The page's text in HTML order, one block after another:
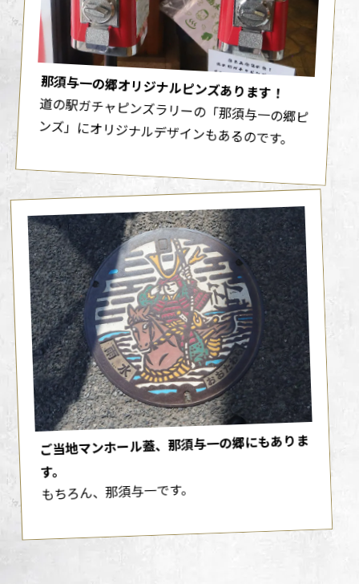
那須与一の郷オリジナルピンズあります！
道の駅ガチャピンズラリーの「那須与一の郷ピ
ンズ」にオリジナルデザインもあるのです。
ご当地マンホール蓋、那須与一の郷にもありま
す。
もちろん、那須与一です。